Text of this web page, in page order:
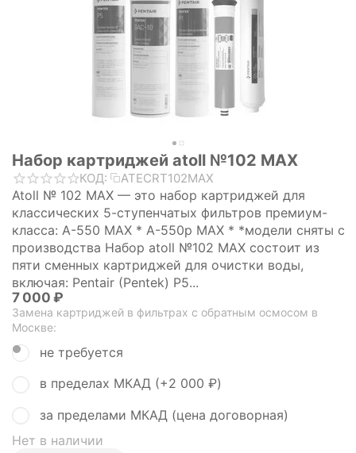
Набор картриджей atoll №102 MAX
КОД: ATECRT102MAX
Atoll № 102 MAX — это набор картриджей для
классических 5-ступенчатых фильтров премиум-
класса: A-550 MAX * A-550p MAX * *модели сняты с
производства Набор atoll №102 MAX состоит из
пяти сменных картриджей для очистки воды,
включая: Pentair (Pentek) P5...
7 000 ₽
Замена картриджей в фильтрах с обратным осмосом в
Москве:
не требуется
в пределах МКАД (+2 000 ₽)
за пределами МКАД (цена договорная)
Нет в наличии